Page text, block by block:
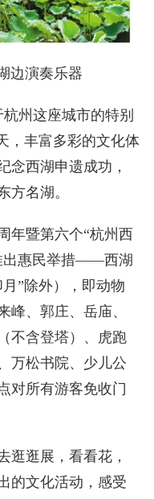
边演奏乐器
州这座城市的特别
丰富多彩的文化体
念西湖申遗成功，
方名湖。
年暨第六个“杭州西
出惠民举措——西湖
”除外），即动物
峰、郭庄、岳庙、
不含登塔）、虎跑
万松书院、少儿公
对所有游客免收门
逛逛展，看看花，
的文化活动，感受